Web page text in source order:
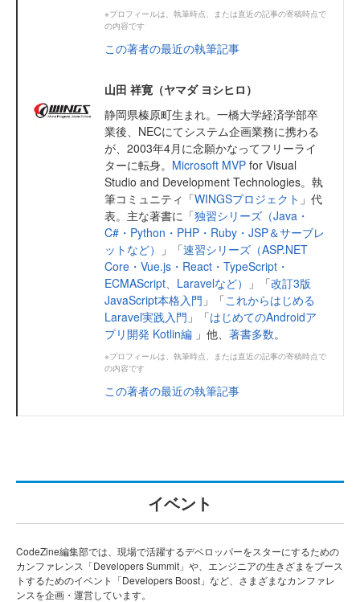
※プロフィールは、執筆時点、または直近の記事の寄稿時点で
の内容です
この著者の最近の執筆記事
山田 祥寛（ヤマダ ヨシヒロ）
静岡県榛原町生まれ。一橋大学経済学部卒
業後、NECにてシステム企画業務に携わる
が、2003年4月に念願かなってフリーライ
ターに転身。 Microsoft MVP for Visual
Studio and Development Technologies。執
筆コミュニティ「WINGSプロジェクト 」代
表。主な著書に「独習シリーズ（Java・
C#・Python・PHP・Ruby・JSP＆サーブレ
ットなど）
」「速習シリーズ（ASP.NET
Core・Vue.js・React・TypeScript・
ECMAScript、Laravelなど）
」「改訂3版
JavaScript本格入門 」「これからはじめる
Laravel実践入門 」「はじめてのAndroidア
プリ開発 Kotlin編 」他、 著書多数。
※プロフィールは、執筆時点、または直近の記事の寄稿時点で
の内容です
この著者の最近の執筆記事
イベント
CodeZine編集部では、現場で活躍するデベロッパーをスターにするための
カンファレンス「Developers Summit」や、エンジニアの生きざまをブース
トするためのイベント「Developers Boost」など、さまざまなカンファレ
ンスを企画・運営しています。